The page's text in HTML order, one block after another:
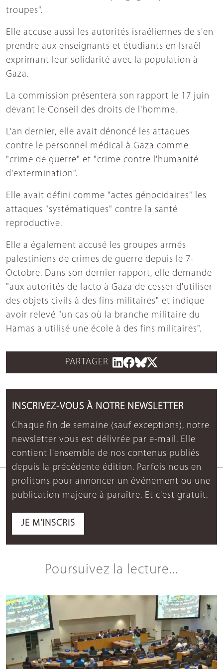
troupes".
Elle accuse aussi les autorités israéliennes de s'en
prendre aux enseignants et étudiants en Israël
exprimant leur solidarité avec la population à
Gaza.
La commission présentera son rapport le 17 juin
devant le Conseil des droits de l'homme.
L'an dernier, elle avait dénoncé les attaques
contre le personnel médical à Gaza comme
"crime de guerre" et "crime contre l'humanité
d'extermination".
Elle avait défini comme "actes génocidaires" les
attaques "systématiques" contre la santé
reproductive.
Elle a également accusé les groupes armés
palestiniens de crimes de guerre depuis le 7-
Octobre. Dans son dernier rapport, elle demande
"aux autorités de facto à Gaza de cesser d'utiliser
des objets civils à des fins militaires" et indique
avoir relevé "un cas où la branche militaire du
Hamas a utilisé une école à des fins militaires".
PARTAGER
INSCRIVEZ-VOUS À NOTRE NEWSLETTER
Chaque fin de semaine (sauf exceptions), notre
newsletter vous est délivrée par e-mail. Elle
contient l'ensemble de nos contenus publiés
depuis la précédente édition. Parfois nous en
profitons pour annoncer un événement ou une
publication majeure à paraître. Et c'est gratuit.
JE M'INSCRIS
Poursuivez la lecture...